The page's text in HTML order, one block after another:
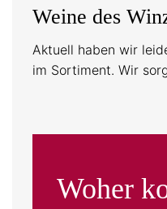
Weine des
Aktuell haben wir
im Sortiment. Wir
Woher